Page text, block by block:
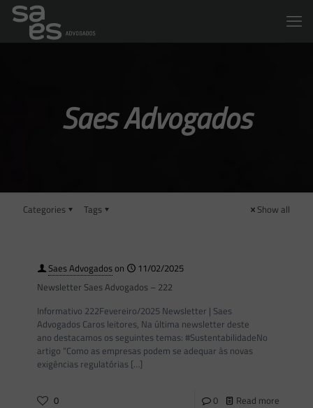
Saes Advogados
Categories Tags Show all
Saes Advogadoson
11/02/2025
Newsletter Saes Advogados – 222
Informativo 222Fevereiro/2025 Newsletter | Saes
Advogados Caros leitores, Na última newsletter deste
ano destacamos os seguintes temas: #SustentabilidadeNo
artigo “Como as empresas podem se adequar às novas
exigências regulatórias […]
0 0 Read more